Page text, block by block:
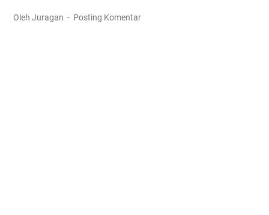
Oleh Juragan Posting Komentar